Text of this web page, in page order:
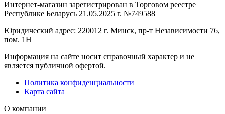
Интернет-магазин зарегистрирован в Торговом реестре
Республике Беларусь 21.05.2025 г. №749588
Юридический адрес: 220012 г. Минск, пр-т Независимости 76,
пом. 1Н
Информация на сайте носит справочный характер и не
является публичной офертой.
Политика конфиденциальности
Карта сайта
О компании